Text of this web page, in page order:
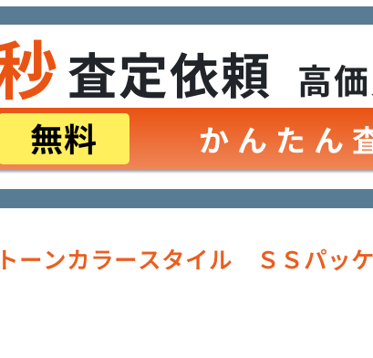
査定依頼 高
無料 かんたん
ーンカラースタイル ＳＳパッ